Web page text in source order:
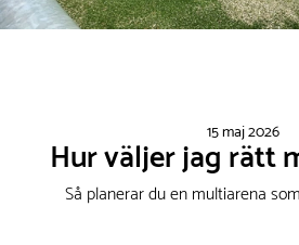
15 maj 2026
Hur väljer jag rätt
Så planerar du en multiarena